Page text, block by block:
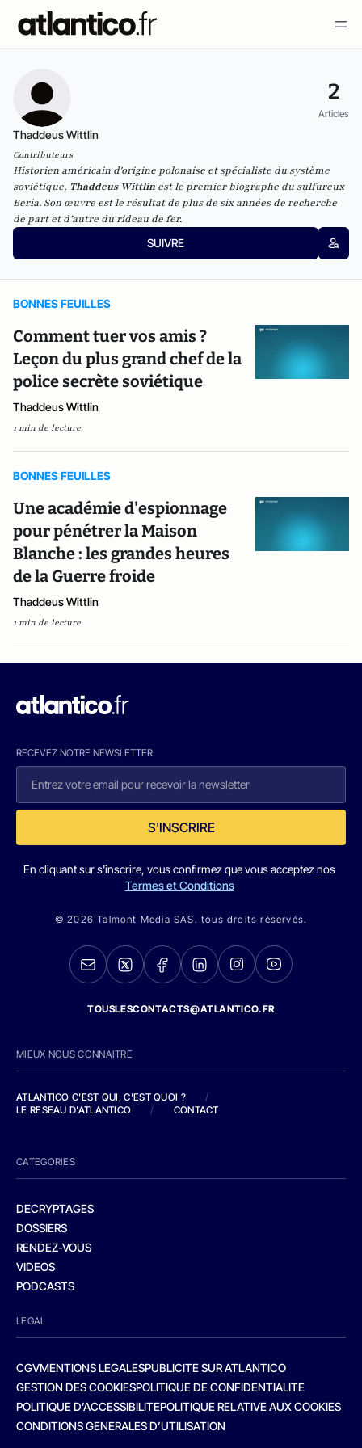
2
Articles
Thaddeus Wittlin
Contributeurs
Historien américain d'origine polonaise et spécialiste du système
soviétique, Thaddeus Wittlin est le premier biographe du sulfureux
Beria. Son œuvre est le résultat de plus de six années de recherche
de part et d’autre du rideau de fer.
SUIVRE
BONNES FEUILLES
Comment tuer vos amis ?
Leçon du plus grand chef de la
police secrète soviétique
Thaddeus Wittlin
1 min de lecture
BONNES FEUILLES
Une académie d'espionnage
pour pénétrer la Maison
Blanche : les grandes heures
de la Guerre froide
Thaddeus Wittlin
1 min de lecture
RECEVEZ NOTRE NEWSLETTER
S'INSCRIRE
En cliquant sur s'inscrire, vous confirmez que vous acceptez nos
Termes et Conditions
© 2026 Talmont Media SAS. tous droits réservés.
TOUSLESCONTACTS@ATLANTICO.FR
MIEUX NOUS CONNAITRE
ATLANTICO C'EST QUI, C'EST QUOI ?
/
LE RESEAU D'ATLANTICO
/ CONTACT
CATEGORIES
DECRYPTAGES
DOSSIERS
RENDEZ-VOUS
VIDEOS
PODCASTS
LEGAL
CGVMENTIONS LEGALESPUBLICITE SUR ATLANTICO
GESTION DES COOKIESPOLITIQUE DE CONFIDENTIALITE
POLITIQUE D’ACCESSIBILITEPOLITIQUE RELATIVE AUX COOKIES
CONDITIONS GENERALES D’UTILISATION